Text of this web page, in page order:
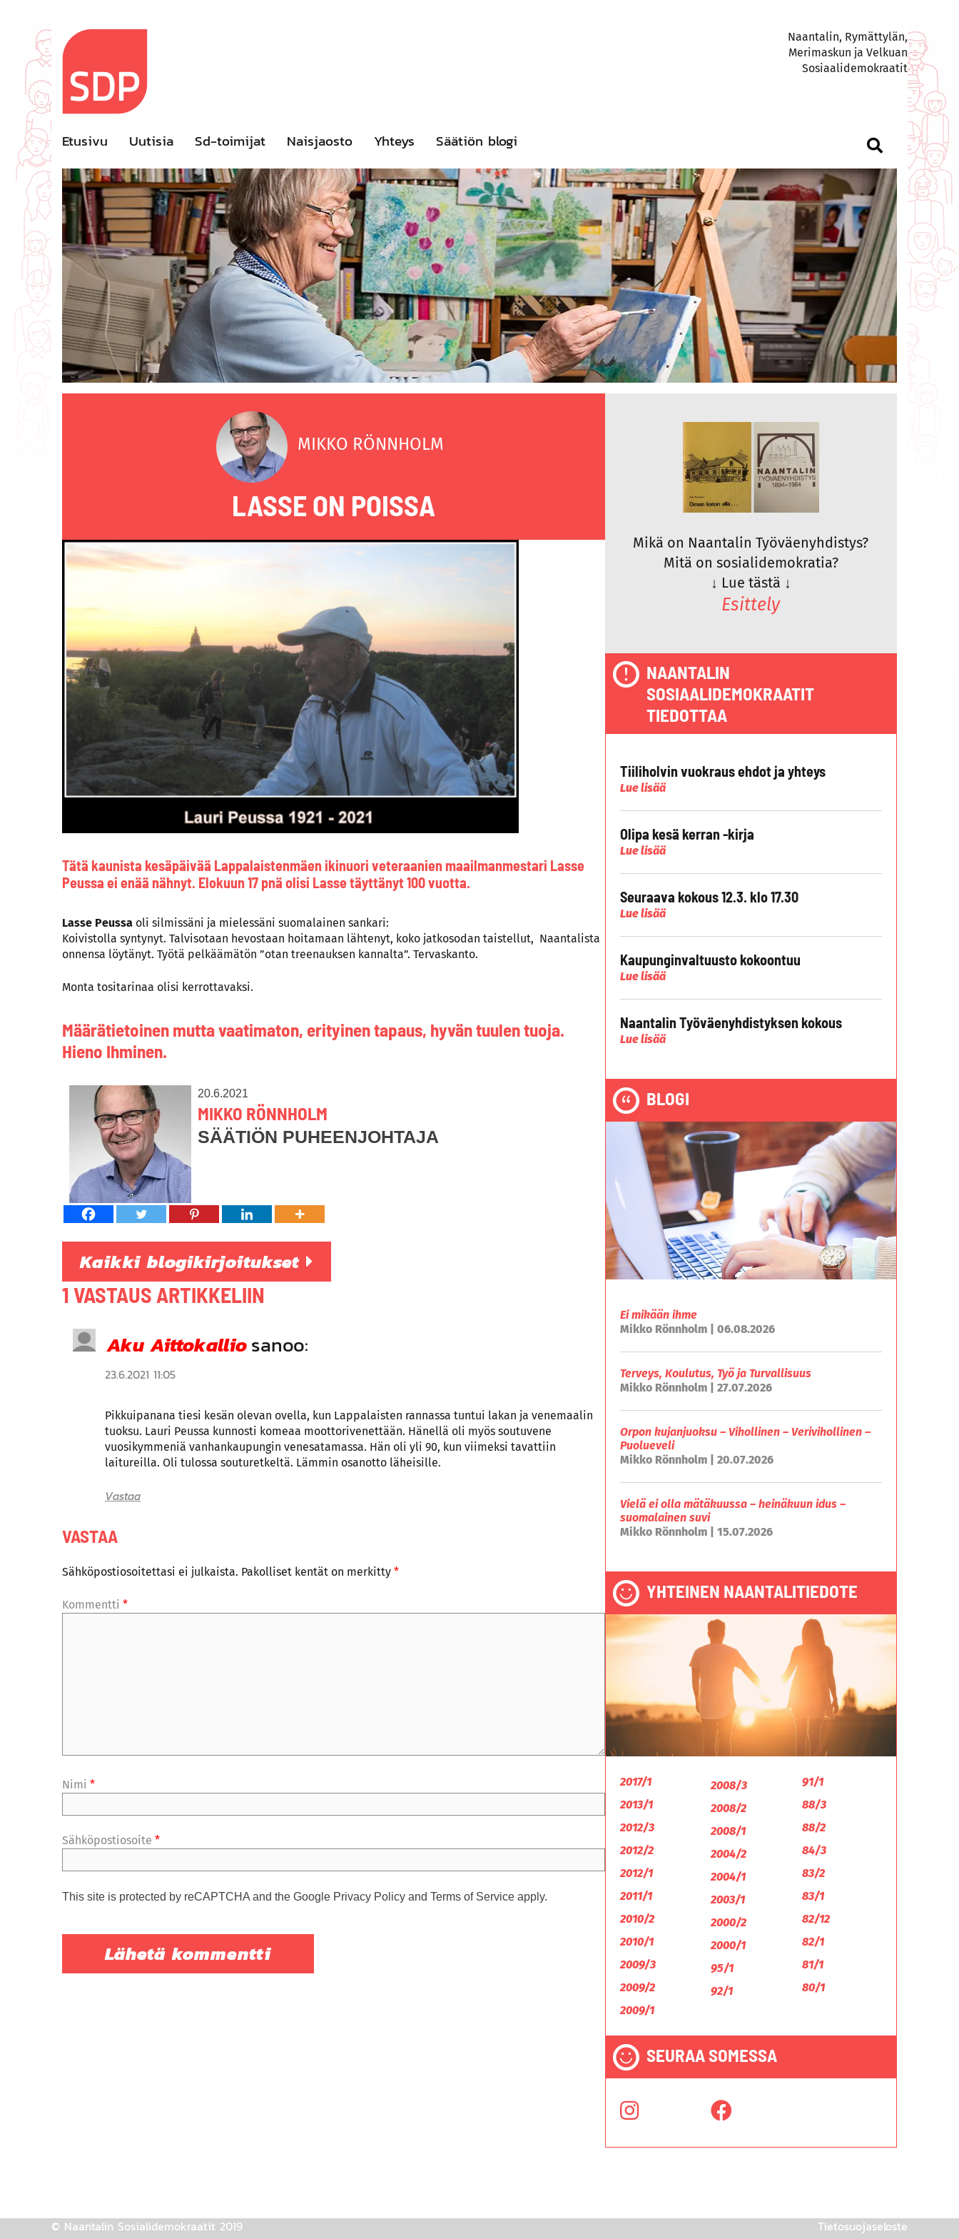
content
Naantalin, Rymättylän,
Merimaskun ja Velkuan
Sosiaalidemokraatit
Etusivu Uutisia Sd-toimijat Naisjaosto Yhteys Säätiön blogi
MIKKO RÖNNHOLM
LASSE ON POISSA
Tätä kaunista kesäpäivää Lappalaistenmäen ikinuori veteraanien maailmanmestari Lasse
Peussa ei enää nähnyt. Elokuun 17 pnä olisi Lasse täyttänyt 100 vuotta.
Lasse Peussa oli silmissäni ja mielessäni suomalainen sankari:
Koivistolla syntynyt. Talvisotaan hevostaan hoitamaan lähtenyt, koko jatkosodan taistellut, Naantalista
onnensa löytänyt. Työtä pelkäämätön ”otan treenauksen kannalta”. Tervaskanto.
Monta tositarinaa olisi kerrottavaksi.
Määrätietoinen mutta vaatimaton, erityinen tapaus, hyvän tuulen tuoja.
Hieno Ihminen.
20.6.2021
MIKKO RÖNNHOLM
SÄÄTIÖN PUHEENJOHTAJA
Kaikki blogikirjoitukset
1 VASTAUS ARTIKKELIIN
Aku Aittokalliosanoo:
23.6.2021 11:05
Pikkuipanana tiesi kesän olevan ovella, kun Lappalaisten rannassa tuntui lakan ja venemaalin
tuoksu. Lauri Peussa kunnosti komeaa moottorivenettään. Hänellä oli myös soutuvene
vuosikymmeniä vanhankaupungin venesatamassa. Hän oli yli 90, kun viimeksi tavattiin
laitureilla. Oli tulossa souturetkeltä. Lämmin osanotto läheisille.
Vastaa
VASTAA
Sähköpostiosoitettasi ei julkaista. Pakolliset kentät on merkitty *
Kommentti *
Nimi *
Sähköpostiosoite *
This site is protected by reCAPTCHA and the Google Privacy Policy and Terms of Service apply.
Mikä on Naantalin Työväenyhdistys?
Mitä on sosialidemokratia?
↓ Lue tästä ↓
Esittely
NAANTALIN
SOSIAALIDEMOKRAATIT
TIEDOTTAA
Tiiliholvin vuokraus ehdot ja yhteys
Lue lisää
Olipa kesä kerran -kirja
Lue lisää
Seuraava kokous 12.3. klo 17.30
Lue lisää
Kaupunginvaltuusto kokoontuu
Lue lisää
Naantalin Työväenyhdistyksen kokous
Lue lisää
BLOGI
Ei mikään ihme
Mikko Rönnholm | 06.08.2026
Terveys, Koulutus, Työ ja Turvallisuus
Mikko Rönnholm | 27.07.2026
Orpon kujanjuoksu – Vihollinen – Verivihollinen –
Puolueveli
Mikko Rönnholm | 20.07.2026
Vielä ei olla mätäkuussa – heinäkuun idus –
suomalainen suvi
Mikko Rönnholm | 15.07.2026
YHTEINEN NAANTALITIEDOTE
2017/1
2013/1
2012/3
2012/2
2012/1
2011/1
2010/2
2010/1
2009/3
2009/2
2009/1
2008/3
2008/2
2008/1
2004/2
2004/1
2003/1
2000/2
2000/1
95/1
92/1
91/1
88/3
88/2
84/3
83/2
83/1
82/12
82/1
81/1
80/1
SEURAA SOMESSA
© Naantalin Sosialidemokraatit 2019 Tietosuojaseloste